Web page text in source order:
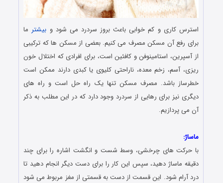
استرس کاری و کم خوابی باعث بروز سردرد می شود و بیشتر ما
برای رفع آن مسکن مصرف می کنیم. بعضی از مسکن ها که ترکیبی
از آسپرین، استامینوفن و کافئین است، برای افرادی که اختلال خون
ریزی، آسم، زخم معده، ناراحتی کلیوی یا کبدی دارند ممکن است
خطرساز باشد. مصرف مسکن تنها یک راه حل است و راه های
دیگری نیز برای رهایی از سردرد وجود دارد که در این مطلب به ذکر
آن می پردازیم.
ماساژ:
با حرکت های چرخشی، وسط شست و انگشت اشاره را برای چند
دقیقه ماساژ دهید، سپس این کار را برای دست دیگر انجام دهید تا
درد آرام شود. این قسمت از دست به قسمتی از مغز مربوط می شود